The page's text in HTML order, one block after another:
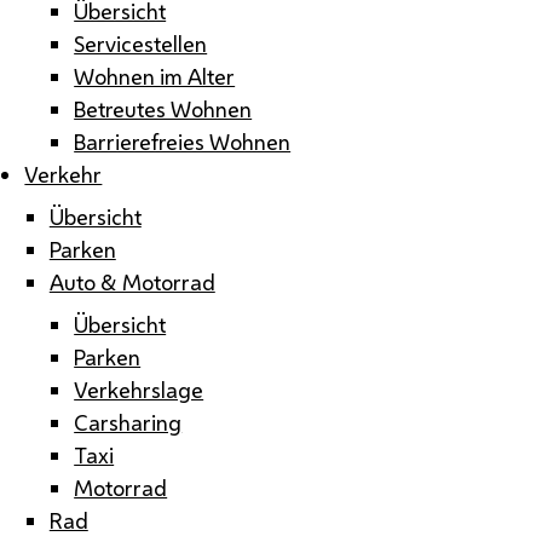
Übersicht
Servicestellen
Wohnen im Alter
Betreutes Wohnen
Barrierefreies Wohnen
Verkehr
Übersicht
Parken
Auto & Motorrad
Übersicht
Parken
Verkehrslage
Carsharing
Taxi
Motorrad
Rad